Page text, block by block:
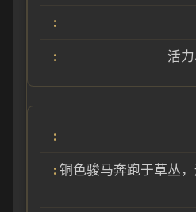
活
铜色骏马奔跑于草丛